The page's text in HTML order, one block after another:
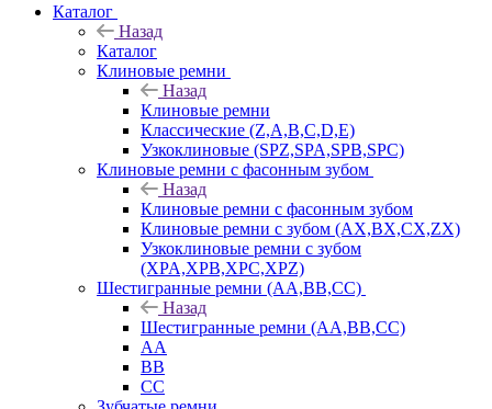
Каталог
Назад
Каталог
Клиновые ремни
Назад
Клиновые ремни
Классические (Z,A,B,C,D,E)
Узкоклиновые (SPZ,SPA,SPB,SPC)
Клиновые ремни с фасонным зубом
Назад
Клиновые ремни с фасонным зубом
Клиновые ремни с зубом (AX,BX,CX,ZX)
Узкоклиновые ремни с зубом
(XPA,XPB,XPC,XPZ)
Шестигранные ремни (AA,BB,CC)
Назад
Шестигранные ремни (AA,BB,CC)
AA
BB
CC